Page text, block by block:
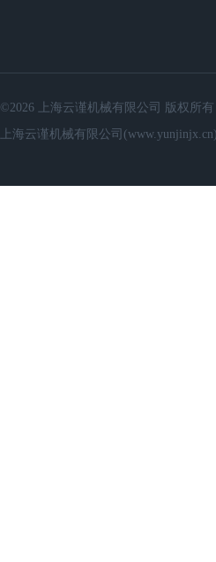
©2026 上海云谨机械有限公司 版权所有
上海云谨机械有限公司